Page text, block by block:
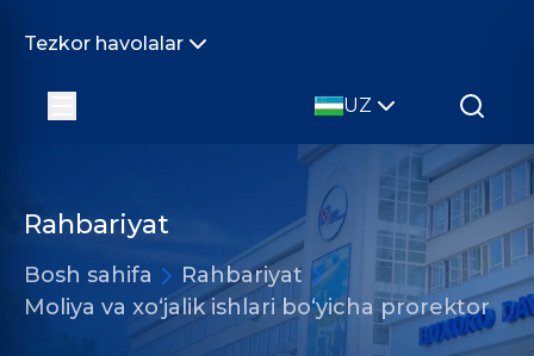
Tezkor havolalar
UZ
Rahbariyat
Bosh sahifa
Rahbariyat
Moliya va xo‘jalik ishlari bo‘yicha prorektor